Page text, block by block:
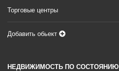
Торговые центры
Добавить обьект
НЕДВИЖИМОСТЬ ПО СОСТОЯНИЮ